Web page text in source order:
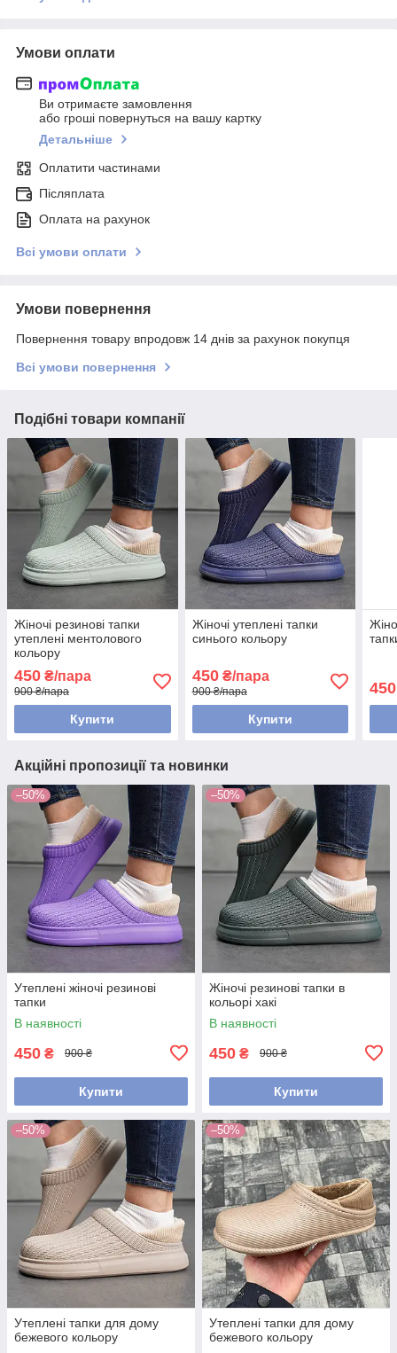
Умови оплати
Ви отримаєте замовлення
або гроші повернуться на вашу картку
Детальніше
Оплатити частинами
Післяплата
Оплата на рахунок
Всі умови оплати
Умови повернення
Повернення товару впродовж 14 днів за рахунок покупця
Всі умови повернення
Подібні товари компанії
Жіночі резинові тапки
утеплені ментолового
кольору
450 ₴/пара
900 ₴/пара
Купити
Жіночі утеплені тапки
синього кольору
450₴/пара
900 ₴/пара
Купити
450
Акційні пропозиції та новинки
–50%
Утеплені жіночі резинові
тапки
В наявності
450 ₴ 900 ₴
Купити
–50%
Жіночі резинові тапки в
кольорі хакі
В наявності
450 ₴ 900 ₴
Купити
–50%
Утеплені тапки для дому
бежевого кольору
–50%
Утеплені тапки для дому
бежевого кольору